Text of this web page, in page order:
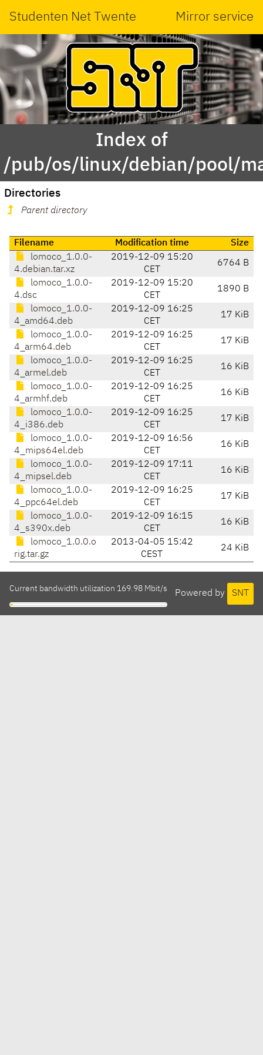
Studenten Net Twente Mirror service
Index of
/pub/os/linux/debian/pool/
Directories
Parent directory
Filename Modification time
Size
lomoco_1.0.0-
4.debian.tar.xz
2019-12-09 15:20
CET
6764 B
lomoco_1.0.0-
4.dsc
2019-12-09 15:20
CET
1890 B
lomoco_1.0.0-
4_amd64.deb
2019-12-09 16:25
CET
17 KiB
lomoco_1.0.0-
4_arm64.deb
2019-12-09 16:25
CET
17 KiB
lomoco_1.0.0-
4_armel.deb
2019-12-09 16:25
CET
16 KiB
lomoco_1.0.0-
4_armhf.deb
2019-12-09 16:25
CET
16 KiB
lomoco_1.0.0-
4_i386.deb
2019-12-09 16:25
CET
17 KiB
lomoco_1.0.0-
4_mips64el.deb
2019-12-09 16:56
CET
16 KiB
lomoco_1.0.0-
4_mipsel.deb
2019-12-09 17:11
CET
16 KiB
lomoco_1.0.0-
4_ppc64el.deb
2019-12-09 16:25
CET
17 KiB
lomoco_1.0.0-
4_s390x.deb
2019-12-09 16:15
CET
16 KiB
lomoco_1.0.0.o
rig.tar.gz
2013-04-05 15:42
CEST
24 KiB
Powered by SNT
Current bandwidth utilization 169.98 Mbit/s